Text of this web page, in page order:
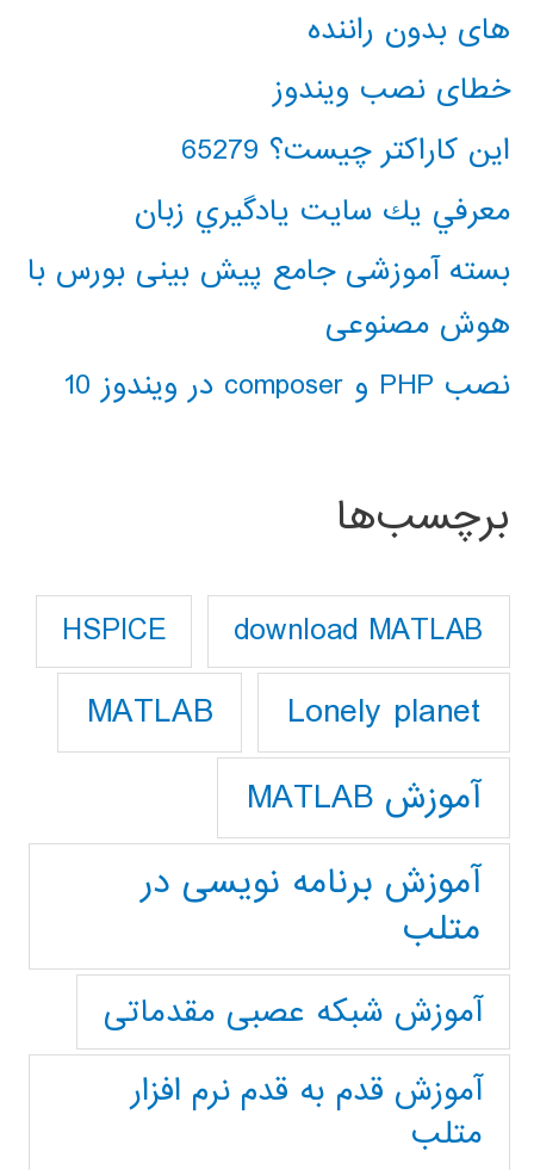
های بدون راننده
خطای نصب ویندوز
این کاراکتر چیست؟ 65279
معرفي يك سايت يادگيري زبان
بسته آموزشی جامع پیش بینی بورس با
هوش مصنوعی
نصب PHP و composer در ویندوز 10
برچسب‌ها
download MATLAB
HSPICE
Lonely planet
MATLAB
آموزش MATLAB
آموزش برنامه نویسی در
متلب
آموزش شبکه عصبی مقدماتی
آموزش قدم به قدم نرم افزار
متلب